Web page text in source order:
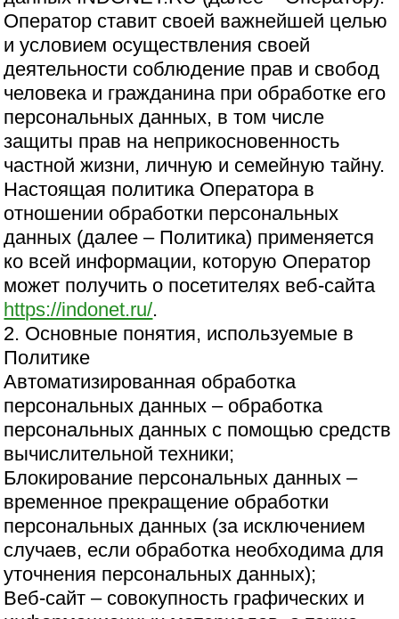
Оператор ставит своей важнейшей целью
и условием осуществления своей
деятельности соблюдение прав и свобод
человека и гражданина при обработке его
персональных данных, в том числе
защиты прав на неприкосновенность
частной жизни, личную и семейную тайну.
Настоящая политика Оператора в
отношении обработки персональных
данных (далее – Политика) применяется
ко всей информации, которую Оператор
может получить о посетителях веб-сайта
https://indonet.ru/.
2. Основные понятия, используемые в
Политике
Автоматизированная обработка
персональных данных – обработка
персональных данных с помощью средств
вычислительной техники;
Блокирование персональных данных –
временное прекращение обработки
персональных данных (за исключением
случаев, если обработка необходима для
уточнения персональных данных);
Веб-сайт – совокупность графических и